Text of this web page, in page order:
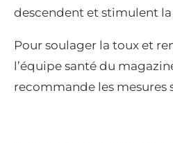
descendent et stimulent
Pour soulager la toux et
l’équipe santé du
recommande les mesures